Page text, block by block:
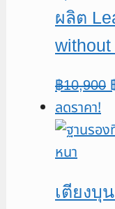
ผลิต
without
฿10,900
ลดราคา!
เตียงบุ